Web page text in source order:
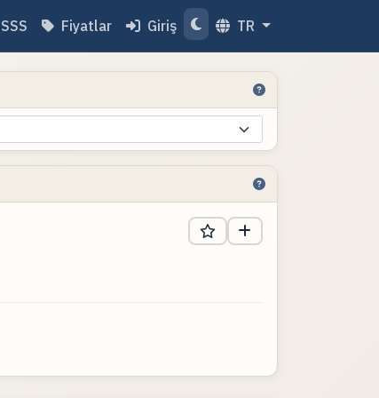
SSS Fiyatlar Giriş TR